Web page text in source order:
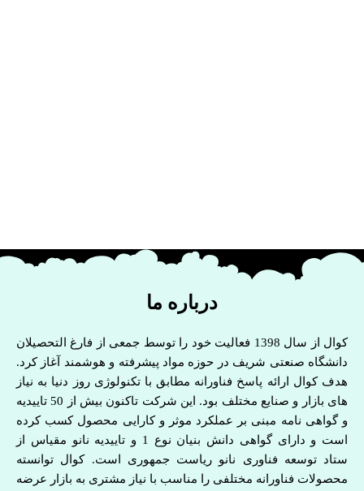
درباره ما
کوال از سال 1398 فعالیت خود را توسط جمعی از فارغ التحصیلان
دانشگاه صنعتی شریف در حوزه مواد پیشرفته و هوشمند آغاز کرد.
هدف کوال ارائه پاسخ فناورانه مطابق با تکنولوژی روز دنیا به نیاز
های بازار و صنایع مختلف بود. این شرکت تاکنون بیش از 50 تاییدیه
و گواهی نامه مبنی بر عملکرد موثر و کارایی محصول کسب کرده
است و دارای گواهی دانش بنیان نوع 1 و تاییدیه نانو مقیاس از
ستاد توسعه فناوری نانو ریاست جمهوری است. کوال توانسته
محصولات فناورانه مختلفی را مناسب با نیاز مشتری به بازار عرضه